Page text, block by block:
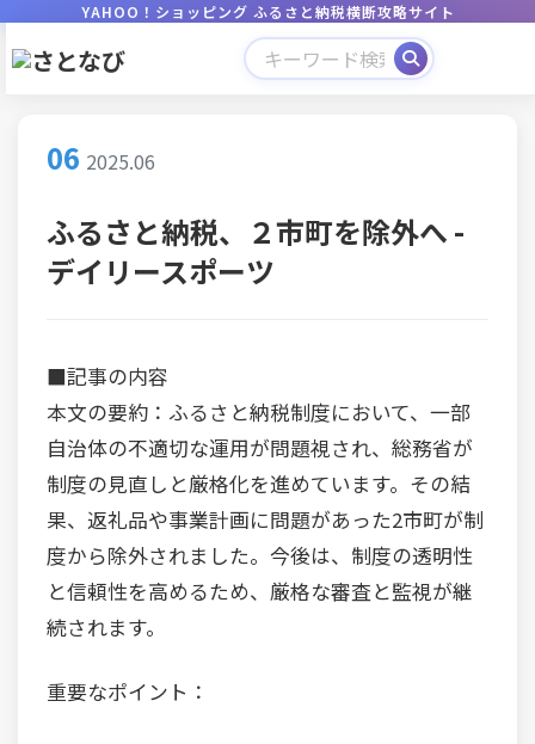
YAHOO！ショッピング ふるさと納税横断攻略サイト
06 2025.06
ふるさと納税、２市町を除外へ -
デイリースポーツ
■記事の内容
本文の要約：ふるさと納税制度において、一部
自治体の不適切な運用が問題視され、総務省が
制度の見直しと厳格化を進めています。その結
果、返礼品や事業計画に問題があった2市町が制
度から除外されました。今後は、制度の透明性
と信頼性を高めるため、厳格な審査と監視が継
続されます。
重要なポイント：